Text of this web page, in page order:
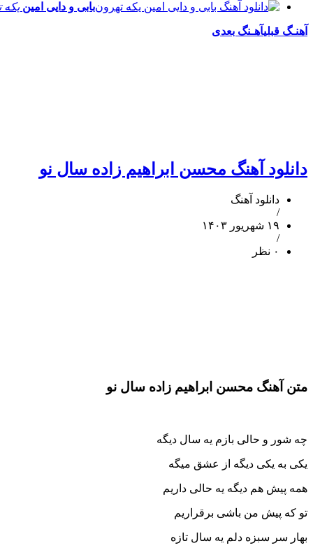
بابی و دایی امین یکه
آهنـگ قبلیآهـنگ بعدی
دانلود آهنگ محسن ابراهیم زاده سال نو
دانلود آهنگ
/
۱۹ شهریور ۱۴۰۳
/
۰ نظر
متن آهنگ محسن ابراهیم زاده سال نو
چه شور و حالی بازم یه سال دیگه
یکی به یکی دیگه از عشق میگه
همه پیش هم دیگه یه حالی داریم
تو که پیش من باشی برقراریم
بهار سر سبزه دلم یه سال تازه